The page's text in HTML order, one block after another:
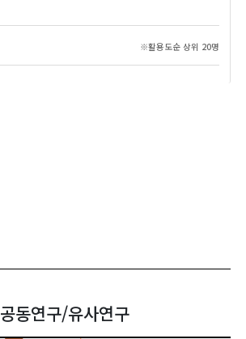
※활용도순 상위 20명
공동연구/유사연구
최승일